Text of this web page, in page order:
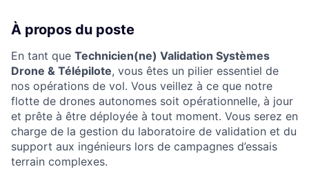
À propos du poste
En tant que Technicien(ne) Validation Systèmes
Drone & Télépilote, vous êtes un pilier essentiel de
nos opérations de vol. Vous veillez à ce que notre
flotte de drones autonomes soit opérationnelle, à jour
et prête à être déployée à tout moment. Vous serez en
charge de la gestion du laboratoire de validation et du
support aux ingénieurs lors de campagnes d’essais
terrain complexes.